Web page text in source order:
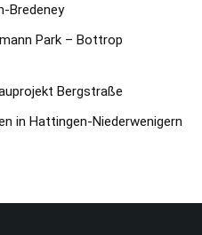
Bredeney
Park – Bottrop
Bergstraße
in Hattingen-Niederwenigern